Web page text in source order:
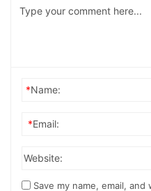
*Name:
*Email:
Website:
Save my name, email,